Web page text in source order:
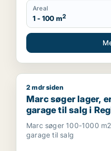
Areal
1 - 100 m2
Marc søger lager,
2 mdr siden
Marc søger lager,
garage til salg i
Nordsjælland
Marc søger 100-1000
garage til salg